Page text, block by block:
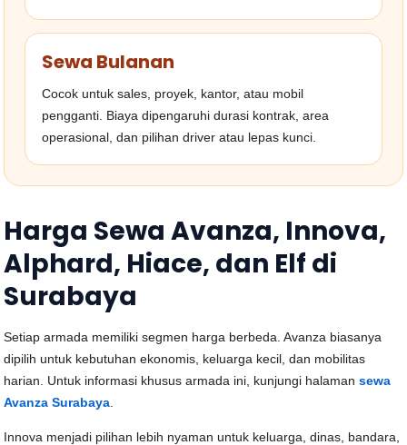
Sewa Bulanan
Cocok untuk sales, proyek, kantor, atau mobil
pengganti. Biaya dipengaruhi durasi kontrak, area
operasional, dan pilihan driver atau lepas kunci.
Harga Sewa Avanza, Innova,
Alphard, Hiace, dan Elf di
Surabaya
Setiap armada memiliki segmen harga berbeda. Avanza biasanya
dipilih untuk kebutuhan ekonomis, keluarga kecil, dan mobilitas
harian. Untuk informasi khusus armada ini, kunjungi halamansewa
Avanza Surabaya
Innova menjadi pilihan lebih nyaman untuk keluarga, dinas, bandara,